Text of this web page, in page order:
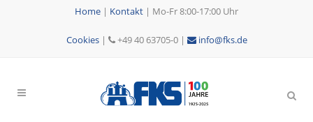
Home | Kontakt | Mo-Fr 8:00-17:00 Uhr
Cookies| +49 40 63705-0 | info@fks.de